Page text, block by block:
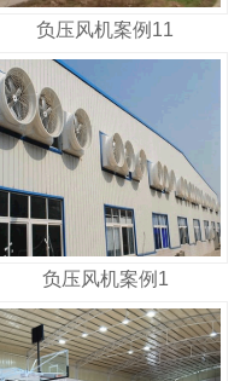
负压风机案例11
负压风机案例1